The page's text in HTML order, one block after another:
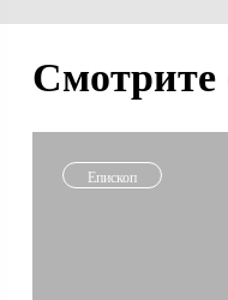
Смотрите
Епископ